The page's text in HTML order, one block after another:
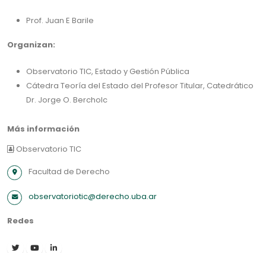
Prof. Juan E Barile
Organizan:
Observatorio TIC, Estado y Gestión Pública
Cátedra Teoría del Estado del Profesor Titular, Catedrático
Dr. Jorge O. Bercholc
Más información
Observatorio TIC
Facultad de Derecho
observatoriotic@derecho.uba.ar
Redes